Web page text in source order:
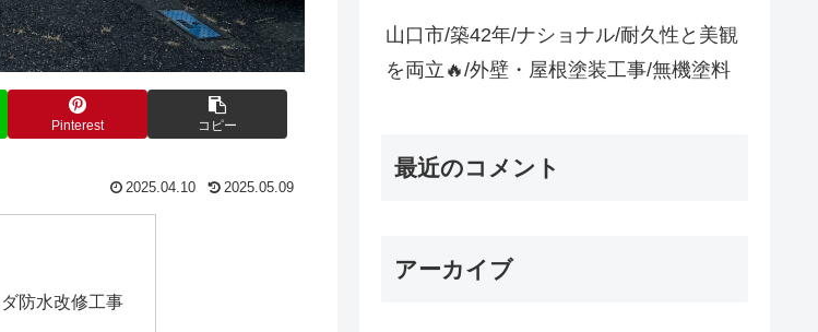
Pinterest コピー
2025.04.10 2025.05.09
防水改修工事
山口市/築42年/ナショナル/耐久性と美観
を両立🔥/外壁・屋根塗装工事/無機塗料
最近のコメント
アーカイブ